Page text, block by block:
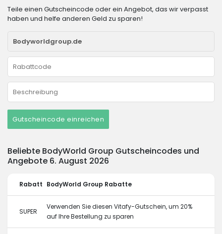
Teile einen Gutscheincode oder ein Angebot, das wir verpasst
haben und helfe anderen Geld zu sparen!
Gutscheincode einreichen
Beliebte BodyWorld Group Gutscheincodes und
Angebote 6. August 2026
Rabatt BodyWorld Group Rabatte
SUPER
Verwenden Sie diesen Vitafy-Gutschein, um 20%
auf Ihre Bestellung zu sparen